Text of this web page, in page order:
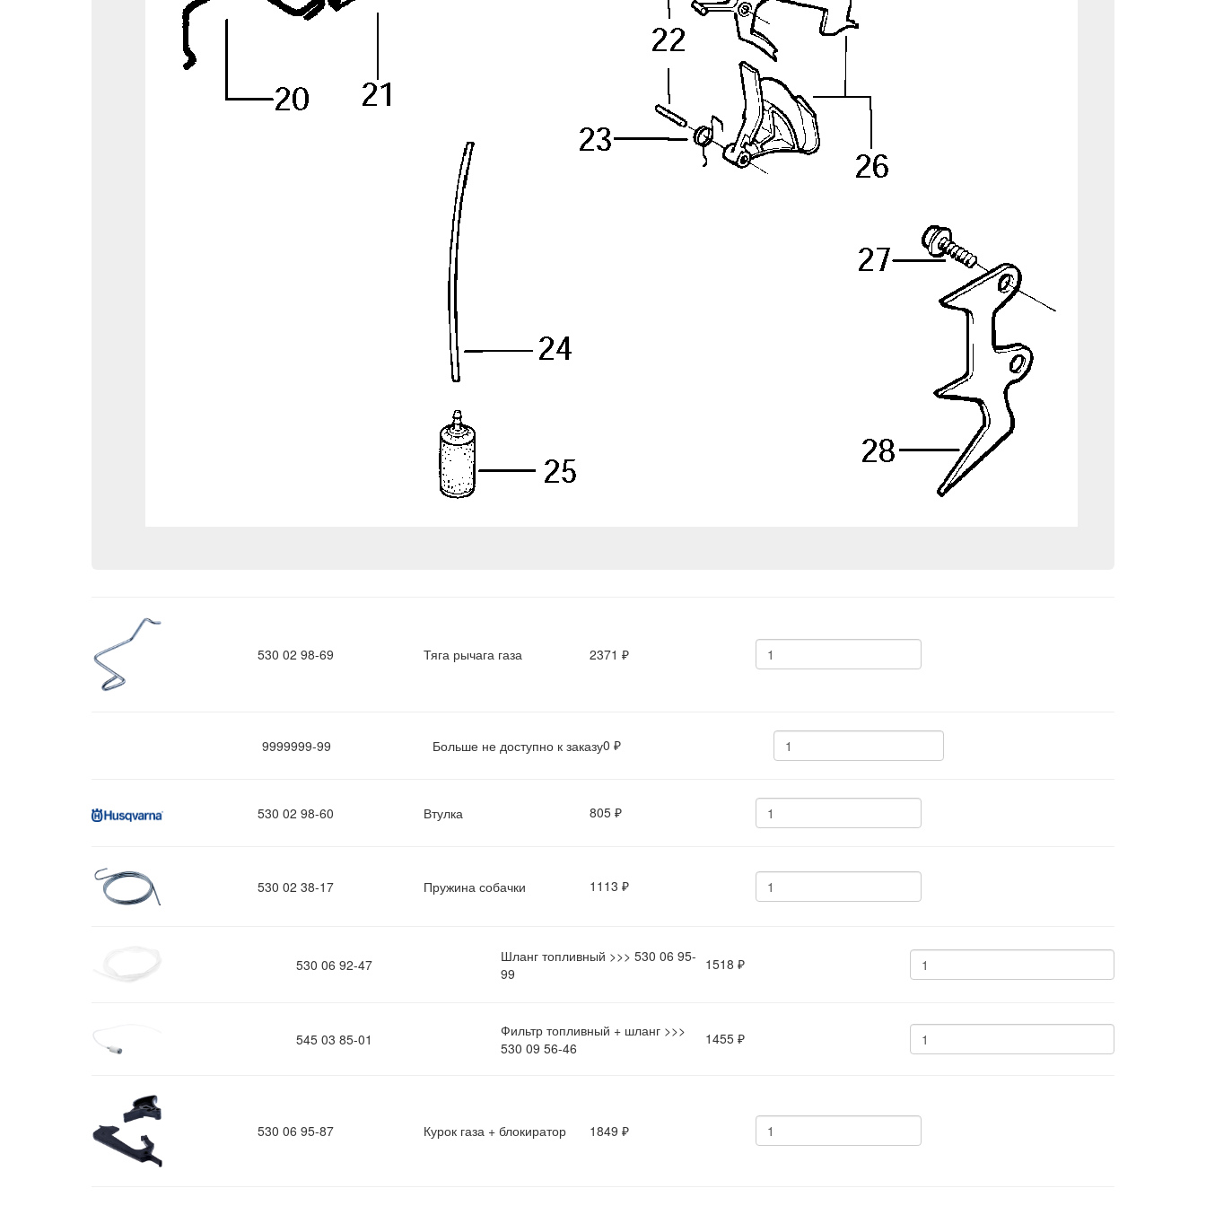
530 02 98-69 Тяга рычага газа 2371 ₽
9999999-99 Больше не доступно к заказу0 ₽
530 02 98-60 Втулка 805 ₽
530 02 38-17 Пружина собачки 1113 ₽
530 06 92-47
Шланг топливный >>> 530 06 95-
99
1518 ₽
545 03 85-01
Фильтр топливный + шланг >>>
530 09 56-46
1455 ₽
530 06 95-87 Курок газа + блокиратор 1849 ₽